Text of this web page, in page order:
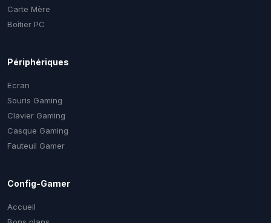
Carte Mère
Boîtier PC
Périphériques
Ecran
Souris Gaming
Clavier Gaming
Casque Gaming
Fauteuil Gamer
Config-Gamer
Accueil